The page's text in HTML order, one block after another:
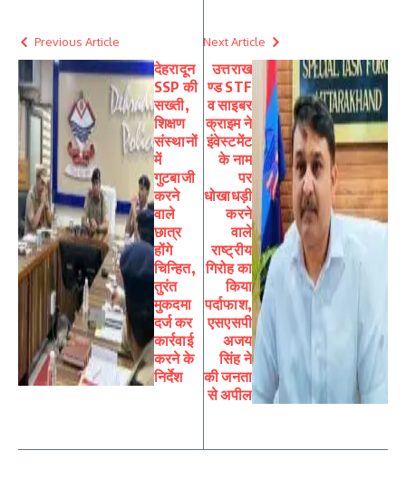
Previous Article
देहरादून
SSP की
सख्ती,
शिक्षण
संस्थानों
में
गुटबाजी
करने
वाले
छात्र
होंगे
चिन्हित,
तुरंत
मुकदमा
दर्ज कर
कार्रवाई
करने के
निर्देश
Next Article
उत्तराख
ण्ड STF
व साइबर
क्राइम ने
इंवेस्टमेंट
के नाम
पर
धोखाधड़ी
करने
वाले
राष्ट्रीय
गिरोह का
किया
पर्दाफाश,
एसएसपी
अजय
सिंह ने
की जनता
से अपील